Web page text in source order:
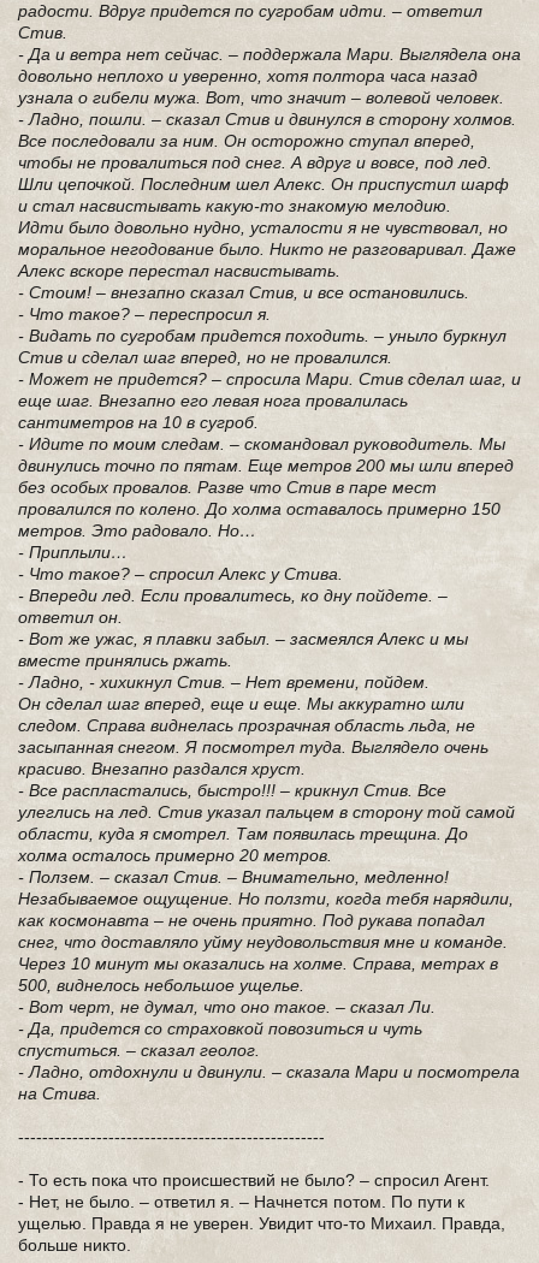
радости. Вдруг придется по сугробам идти. – ответил
Стив.
- Да и ветра нет сейчас. – поддержала Мари. Выглядела она
довольно неплохо и уверенно, хотя полтора часа назад
узнала о гибели мужа. Вот, что значит – волевой человек.
- Ладно, пошли. – сказал Стив и двинулся в сторону холмов.
Все последовали за ним. Он осторожно ступал вперед,
чтобы не провалиться под снег. А вдруг и вовсе, под лед.
Шли цепочкой. Последним шел Алекс. Он приспустил шарф
и стал насвистывать какую-то знакомую мелодию.
Идти было довольно нудно, усталости я не чувствовал, но
моральное негодование было. Никто не разговаривал. Даже
Алекс вскоре перестал насвистывать.
- Стоим! – внезапно сказал Стив, и все остановились.
- Что такое? – переспросил я.
- Видать по сугробам придется походить. – уныло буркнул
Стив и сделал шаг вперед, но не провалился.
- Может не придется? – спросила Мари. Стив сделал шаг, и
еще шаг. Внезапно его левая нога провалилась
сантиметров на 10 в сугроб.
- Идите по моим следам. – скомандовал руководитель. Мы
двинулись точно по пятам. Еще метров 200 мы шли вперед
без особых провалов. Разве что Стив в паре мест
провалился по колено. До холма оставалось примерно 150
метров. Это радовало. Но…
- Приплыли…
- Что такое? – спросил Алекс у Стива.
- Впереди лед. Если провалитесь, ко дну пойдете. –
ответил он.
- Вот же ужас, я плавки забыл. – засмеялся Алекс и мы
вместе принялись ржать.
- Ладно, - хихикнул Стив. – Нет времени, пойдем.
Он сделал шаг вперед, еще и еще. Мы аккуратно шли
следом. Справа виднелась прозрачная область льда, не
засыпанная снегом. Я посмотрел туда. Выглядело очень
красиво. Внезапно раздался хруст.
- Все распластались, быстро!!! – крикнул Стив. Все
улеглись на лед. Стив указал пальцем в сторону той самой
области, куда я смотрел. Там появилась трещина. До
холма осталось примерно 20 метров.
- Ползем. – сказал Стив. – Внимательно, медленно!
Незабываемое ощущение. Но ползти, когда тебя нарядили,
как космонавта – не очень приятно. Под рукава попадал
снег, что доставляло уйму неудовольствия мне и команде.
Через 10 минут мы оказались на холме. Справа, метрах в
500, виднелось небольшое ущелье.
- Вот черт, не думал, что оно такое. – сказал Ли.
- Да, придется со страховкой повозиться и чуть
спуститься. – сказал геолог.
- Ладно, отдохнули и двинули. – сказала Мари и посмотрела
на Стива.
---------------------------------------------------
- То есть пока что происшествий не было? – спросил Агент.
- Нет, не было. – ответил я. – Начнется потом. По пути к
ущелью. Правда я не уверен. Увидит что-то Михаил. Правда,
больше никто.